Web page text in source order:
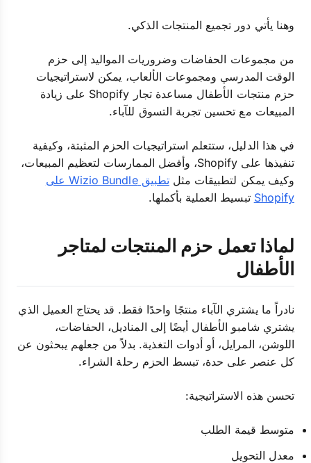
وهنا يأتي دور تجميع المنتجات الذكي.
من مجموعات الحفاضات وضروريات المواليد إلى حزم
الوقت المدرسي ومجموعات الألعاب، يمكن لاستراتيجيات
حزم منتجات الأطفال مساعدة تجار Shopify على زيادة
المبيعات مع تحسين تجربة التسوق للآباء.
في هذا الدليل، ستتعلم استراتيجيات الحزم المثبتة، وكيفية
تنفيذها على Shopify، وأفضل الممارسات لتعظيم المبيعات،
وكيف يمكن لتطبيقات مثل
تطبيق Wizio Bundle على
Shopify تبسيط العملية بأكملها.
لماذا تعمل حزم المنتجات لمتاجر
الأطفال
نادراً ما يشتري الآباء منتجًا واحدًا فقط. قد يحتاج العميل الذي
يشتري شامبو الأطفال أيضًا إلى المناديل، الحفاضات،
اللوشن، المرايل، أو أدوات التغذية. بدلاً من جعلهم يبحثون عن
كل عنصر على حدة، تبسط الحزم رحلة الشراء.
تحسن هذه الاستراتيجية:
متوسط قيمة الطلب
معدل التحويل